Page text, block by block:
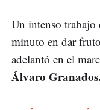
Un intenso trabajo
minuto en dar
adelantó en el
Álvaro Granados.